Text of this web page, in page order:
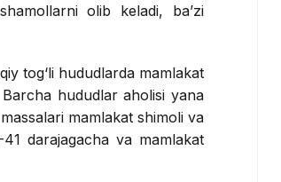
olib keladi, ba’zi
tog‘li hududlarda mamlakat
Barcha hududlar aholisi yana
mamlakat shimoli va
darajagacha va mamlakat